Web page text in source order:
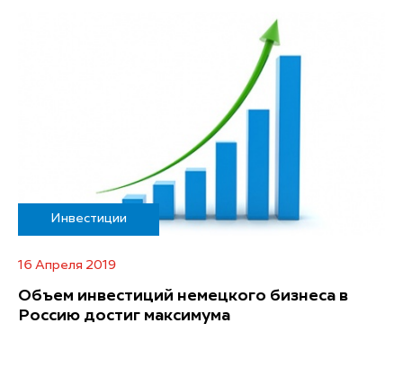
Инвестиции
16 Апреля 2019
Объем инвестиций немецкого бизнеса в
Россию достиг максимума